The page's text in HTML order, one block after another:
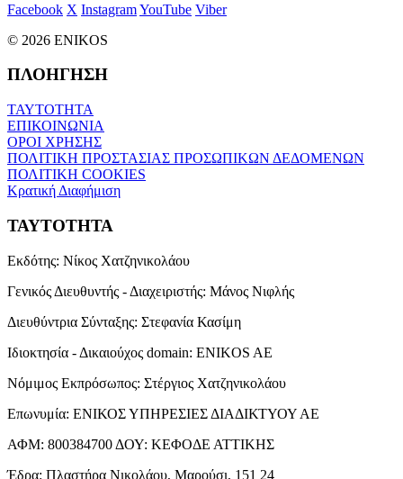
Facebook X InstagramYouTube Viber
© 2026 ENIKOS
ΠΛΟΗΓΗΣΗ
ΤΑΥΤΟΤΗΤΑ
ΕΠΙΚΟΙΝΩΝΙΑ
ΟΡΟΙ ΧΡΗΣΗΣ
ΠΟΛΙΤΙΚΗ ΠΡΟΣΤΑΣΙΑΣ ΠΡΟΣΩΠΙΚΩΝ ΔΕΔΟΜΕΝΩΝ
ΠΟΛΙΤΙΚΗ COOKIES
Κρατική Διαφήμιση
ΤΑΥΤΟΤΗΤΑ
Εκδότης: Νίκος Χατζηνικολάου
Γενικός Διευθυντής - Διαχειριστής: Μάνος Νιφλής
Διευθύντρια Σύνταξης: Στεφανία Κασίμη
Ιδιοκτησία - Δικαιούχος domain: ENIKOS AE
Νόμιμος Εκπρόσωπος: Στέργιος Χατζηνικολάου
Επωνυμία: ΕΝΙΚΟΣ ΥΠΗΡΕΣΙΕΣ ΔΙΑΔΙΚΤΥΟΥ ΑΕ
ΑΦΜ: 800384700 ΔΟΥ: ΚΕΦΟΔΕ ΑΤΤΙΚΗΣ
Έδρα: Πλαστήρα Νικολάου, Μαρούσι, 151 24